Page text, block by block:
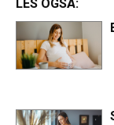
LES OGSÅ: